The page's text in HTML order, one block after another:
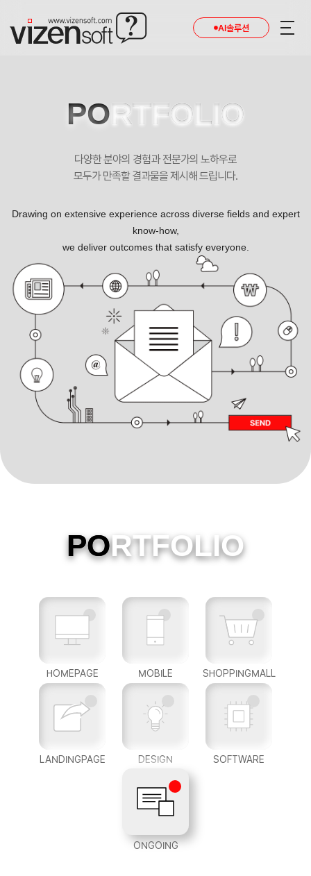
AI솔루션
PORTFOLIO
다양한 분야의 경험과 전문가의 노하우로
모두가 만족할 결과물을 제시해 드립니다.
Drawing on extensive experience across diverse fields and expert
know-how,
we deliver outcomes that satisfy everyone.
PORTFOLIO
HOMEPAGE MOBILE SHOPPINGMALL
LANDINGPAGE DESIGN SOFTWARE
ONGOING